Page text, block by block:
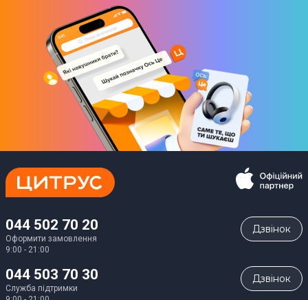
044 502 70 20
Оформити замовлення
9:00 - 21:00
Дзвiнок
044 503 70 30
Служба підтримки
Дзвiнок